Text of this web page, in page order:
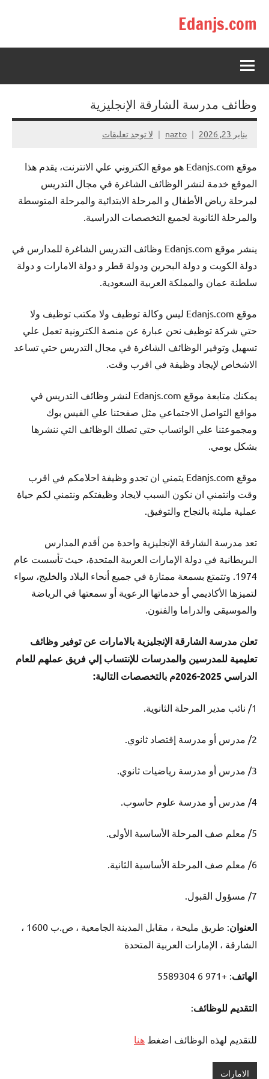
Edanjs.com
وظائف مدرسة الشارقة الإنجليزية
يناير 23, 2026 nazto لا توجد تعليقات
موقع Edanjs.com هو موقع الكتروني علي الانترنت، يقدم هذا
الموقع خدمة لنشر الوظائف الشاغرة في مجال التدريس
لمرحلة رياض الأطفال و المرحلة الابتدائية والمرحلة المتوسطة
والمرحلة الثانوية لجميع التخصصات الدراسية.
ينشر موقع Edanjs.com وظائف التدريس الشاغرة للمدارس في
دولة الكويت و دولة البحرين ودولة قطر و دولة الامارات و دولة
سلطنة عمان والمملكة العربية السعودية.
موقع Edanjs.com ليس وكالة توظيف ولا مكتب توظيف ولا
حتي شركة توظيف نحن عبارة عن منصة الكترونية تعمل علي
تسهيل وتوفير الوظائف الشاغرة في مجال التدريس حتي تساعد
الاشخاص لإيجاد وظيفة في اقرب وقت.
يمكنك متابعة موقع Edanjs.com لنشر وظائف التدريس في
مواقع التواصل الاجتماعي مثل صفحتنا علي الفيس بوك
ومجموعتنا علي الواتساب حتي تصلك الوظائف التي ننشرها
بشكل يومي.
موقع Edanjs.com يتمني ان تجدو وظيفة احلامكم في اقرب
وقت وانتمني ان نكون السبب لايجاد وظيفتكم ونتمني لكم حياة
عملية مليئة بالنجاح والتوفيق.
تعد مدرسة الشارقة الإنجليزية واحدة من أقدم المدارس
البريطانية في دولة الإمارات العربية المتحدة، حيث تأسست عام
1974. وتتمتع بسمعة ممتازة في جميع أنحاء البلاد والخليج، سواء
لتميزها الأكاديمي أو خدماتها الرعوية أو سمعتها في الرياضة
والموسيقى والدراما والفنون.
تعلن مدرسة الشارقة الإنجليزية بالامارات عن توفير وظائف
تعليمية للمدرسين والمدرسات للإنتساب إلي فريق عملهم للعام
الدراسي 2025-2026م بالتخصصات التالية:
1/ نائب مدير المرحلة الثانوية.
2/ مدرس أو مدرسة إقتصاد ثانوي.
3/ مدرس أو مدرسة رياضيات ثانوي.
4/ مدرس أو مدرسة علوم حاسوب.
5/ معلم صف المرحلة الأساسية الأولى.
6/ معلم صف المرحلة الأساسية الثانية.
7/ مسؤول القبول.
العنوان
: طريق مليحة ، مقابل المدينة الجامعية ، ص.ب 1600 ،
الشارقة ، الإمارات العربية المتحدة
الهاتف: +971 6 5589304
التقديم للوظائف:
للتقديم لهذه الوظائف اضغط هنا
الامارات